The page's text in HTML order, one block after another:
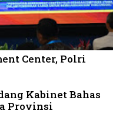
Center, Polri
Kabinet Bahas
Provinsi